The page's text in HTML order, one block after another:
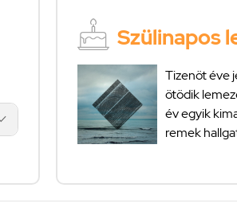
Szülinapos
Tizenöt éve
ötödik
év egyik
remek